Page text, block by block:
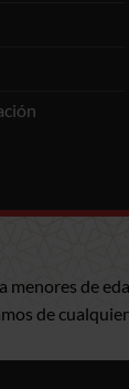
menores de
de